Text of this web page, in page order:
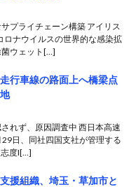
プライチェーン構築 アイリス
ナウイルスの世界的な感染拡
菌ウェット[…]
行車線の路面上へ橋梁点
れず、原因調査中 西日本高速
日、同社四国支社が管理する
志度I[…]
援組織、埼玉・草加市と